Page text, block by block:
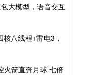
大模型，语音交互
八线程+雷电3，
火箭直奔月球 七倍